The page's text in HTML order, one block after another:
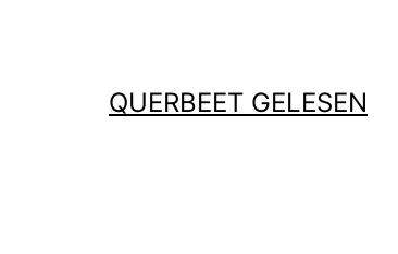
QUERBEET GELESEN